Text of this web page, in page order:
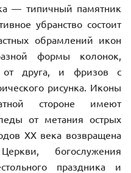
— типичный памятник
убранство состоит
обрамлений икон
формы колонок,
друга, и фризов с
рисунка. Иконы
стороне имеют
от метания острых
ХХ века возвращена
богослужения
праздника и